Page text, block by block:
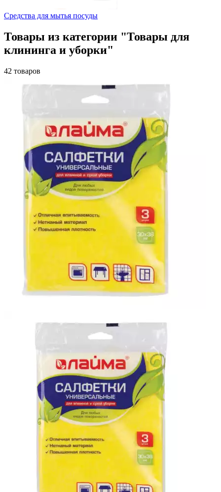
Средства для мытья посуды
Товары из категории "Товары для
клининга и уборки"
42 товаров